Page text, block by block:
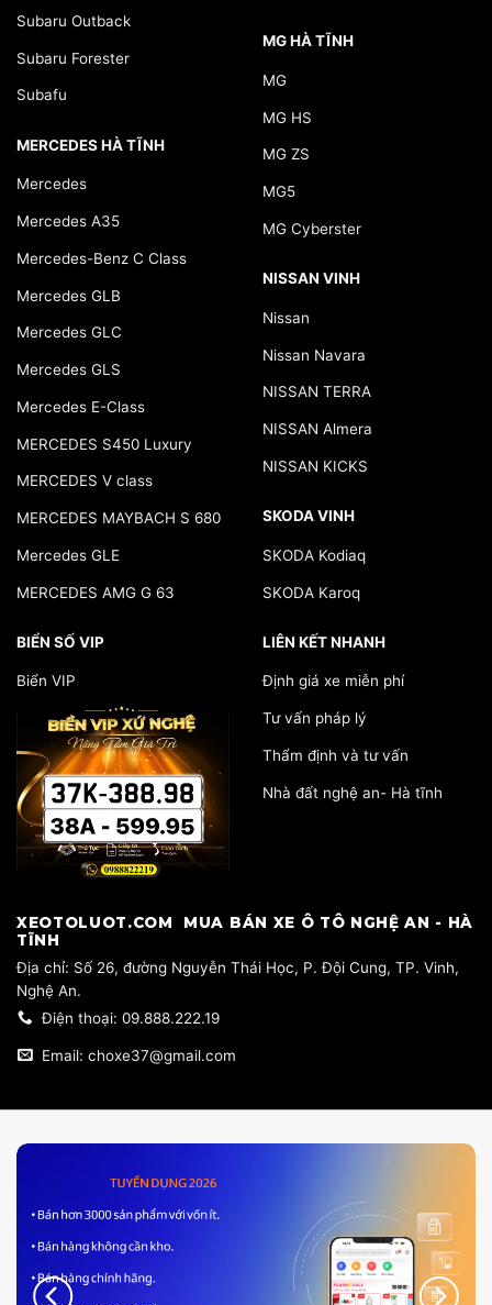
Subaru Outback
Subaru Forester
Subafu
MERCEDES HÀ TĨNH
Mercedes
Mercedes A35
Mercedes-Benz C Class
Mercedes GLB
Mercedes GLC
Mercedes GLS
Mercedes E-Class
MERCEDES S450 Luxury
MERCEDES V class
MERCEDES MAYBACH S 680
Mercedes GLE
MERCEDES AMG G 63
BIỂN SỐ VIP
Biển VIP
MG HÀ TĨNH
MG
MG HS
MG ZS
MG5
MG Cyberster
NISSAN VINH
Nissan
Nissan Navara
NISSAN TERRA
NISSAN Almera
NISSAN KICKS
SKODA VINH
SKODA Kodiaq
SKODA Karoq
LIÊN KẾT NHANH
Định giá xe miễn phí
Tư vấn pháp lý
Thẩm định và tư vấn
Nhà đất nghệ an- Hà tĩnh
​XEOTOLUOT.COM MUA BÁN XE Ô TÔ NGHỆ AN - HÀ
TĨNH
​Địa chỉ: Số 26, đường Nguyễn Thái Học, P. Đội Cung, TP. Vinh,
Nghệ An.
Điện thoại: 09.888.222.19
Email: choxe37@gmail.com